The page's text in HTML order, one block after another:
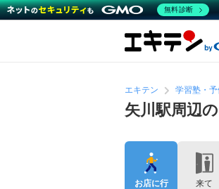
エキテン 学習塾・
矢川駅周辺
お店に行
来て
無料診断